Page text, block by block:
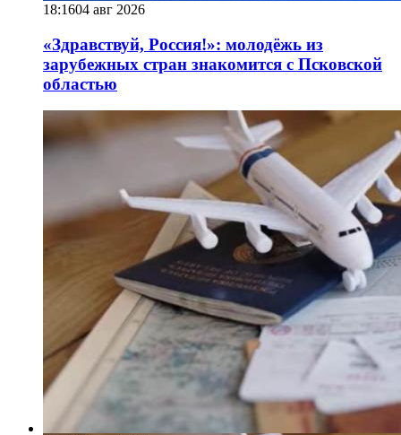
18:1604 авг 2026
«Здравствуй, Россия!»: молодёжь из
зарубежных стран знакомится с Псковской
областью